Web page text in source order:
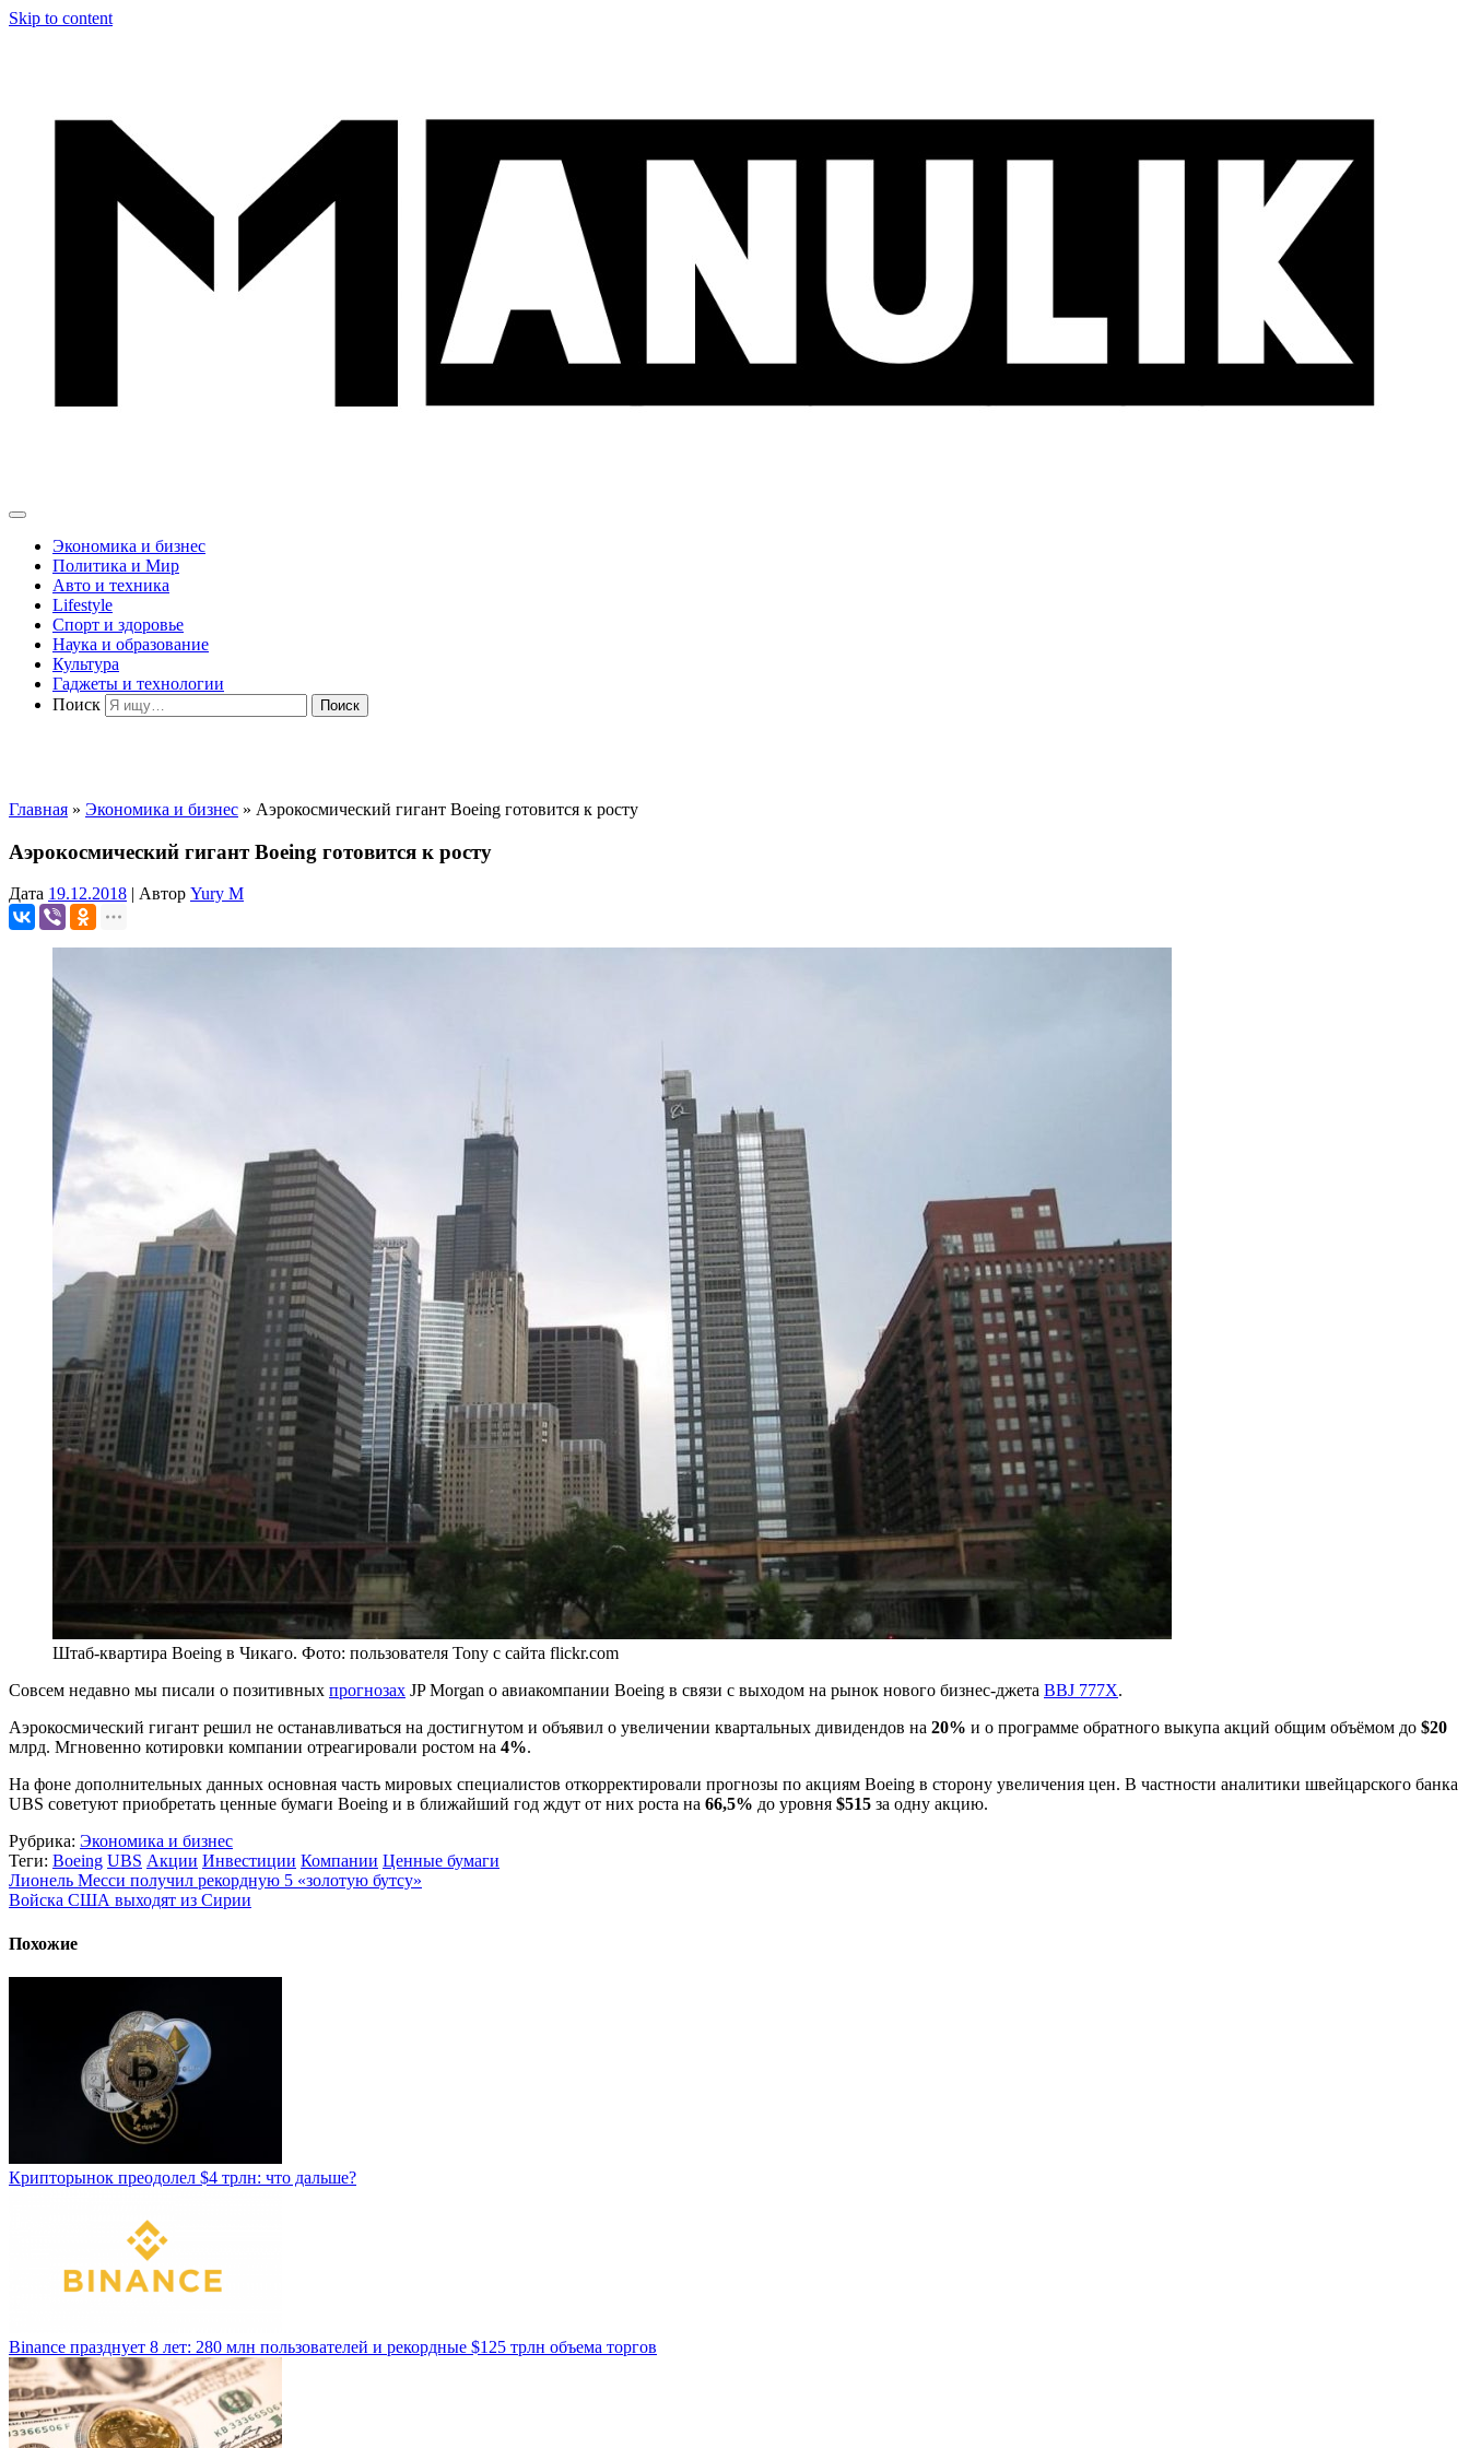
Skip to content
Экономика и бизнес
Политика и Мир
Авто и техника
Lifestyle
Спорт и здоровье
Наука и образование
Культура
Гаджеты и технологии
Поиск
Главная » Экономика и бизнес » Аэрокосмический гигант Boeing готовится к росту
Аэрокосмический гигант Boeing готовится к росту
Дата 19.12.2018 | Автор Yury M
Штаб-квартира Boeing в Чикаго. Фото: пользователя Tony с сайта flickr.com
Совсем недавно мы писали о позитивных прогнозах JP Morgan о авиакомпании Boeing в связи с выходом на рынок нового бизнес-джета BBJ 777X.
Аэрокосмический гигант решил не останавливаться на достигнутом и объявил о увеличении квартальных дивидендов на 20% и о программе обратного выкупа акций общим объёмом до $20
млрд. Мгновенно котировки компании отреагировали ростом на 4%.
На фоне дополнительных данных основная часть мировых специалистов откорректировали прогнозы по акциям Boeing в сторону увеличения цен. В частности аналитики швейцарского банка
UBS советуют приобретать ценные бумаги Boeing и в ближайший год ждут от них роста на 66,5% до уровня $515 за одну акцию.
Рубрика: Экономика и бизнес
Теги: Boeing UBS Акции Инвестиции Компании Ценные бумаги
Лионель Месси получил рекордную 5 «золотую бутсу»
Войска США выходят из Сирии
Похожие
Крипторынок преодолел $4 трлн: что дальше?
Binance празднует 8 лет: 280 млн пользователей и рекордные $125 трлн объема торгов